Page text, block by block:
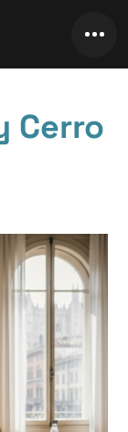
Cerro